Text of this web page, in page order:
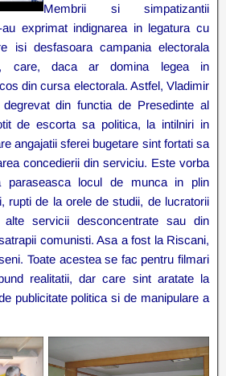
Membrii si simpatizantii
au exprimat indignarea in legatura cu
isi desfasoara campania electorala
care, daca ar domina legea in
din cursa electorala. Astfel, Vladimir
din functia de Presedinte al
de escorta sa politica, la intilniri in
angajatii sferei bugetare sint fortati sa
concedierii din serviciu. Este vorba
paraseasca locul de munca in plin
rupti de la orele de studii, de lucratorii
servicii desconcentrate sau din
comunisti. Asa a fost la Riscani,
Toate acestea se fac pentru filmari
realitatii, dar care sint aratate la
publicitate politica si de manipulare a